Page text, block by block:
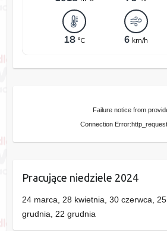
Failure notice from
Connection
Pracujące niedziele 2024
24 marca, 28 kwietnia, 30 czerwca,
grudnia, 22 grudnia